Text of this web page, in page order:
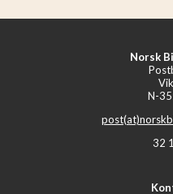
Norsk
N-
32